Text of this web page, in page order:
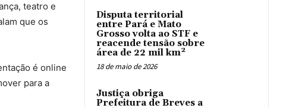
teatro e
que os
é online
para a
Disputa territorial
entre Pará e Mato
Grosso volta ao STF e
reacende tensão sobre
área de 22 mil km²
18 de maio de 2026
Justiça obriga
Prefeitura de Breves a